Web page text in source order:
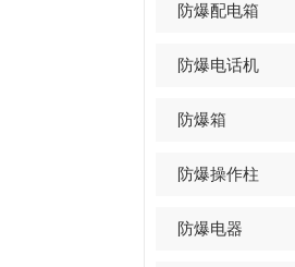
防爆配电箱
防爆电话机
防爆箱
防爆操作柱
防爆电器